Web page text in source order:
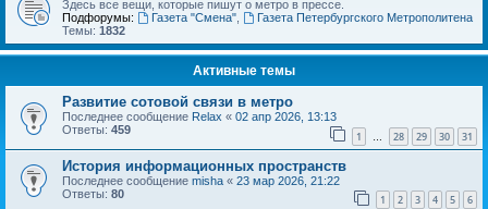
Здесь все вещи, которые пишут о метро в прессе.
Подфорумы:
Газета "Смена",
Газета Петербургского Метрополитена
Темы: 1832
Активные темы
Развитие сотовой связи в метро
Последнее сообщение Relax « 02 апр 2026, 13:13
Ответы: 459 1 … 28 29 30 31
История информационных пространств
Последнее сообщение misha « 23 мар 2026, 21:22
Ответы: 80 1 2 3 4 5 6